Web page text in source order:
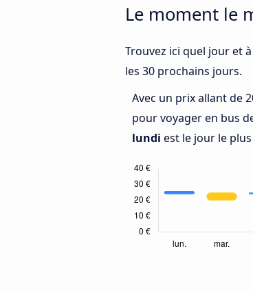
Le moment le
Trouvez ici quel jour et
les 30 prochains jours.
Avec un prix allant de
pour voyager en bus
lundi est le jour le